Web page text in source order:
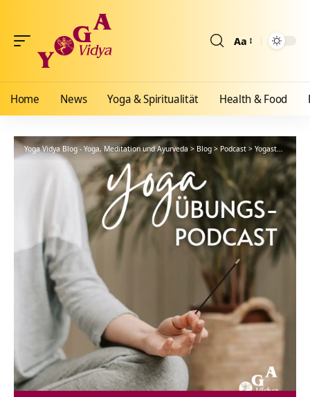
Aa
Home News Yoga & Spiritualität Health & Food
Yoga Vidya Blog - Yoga, Meditation und Ayurveda > Blog > Podcast > Yogastunde >